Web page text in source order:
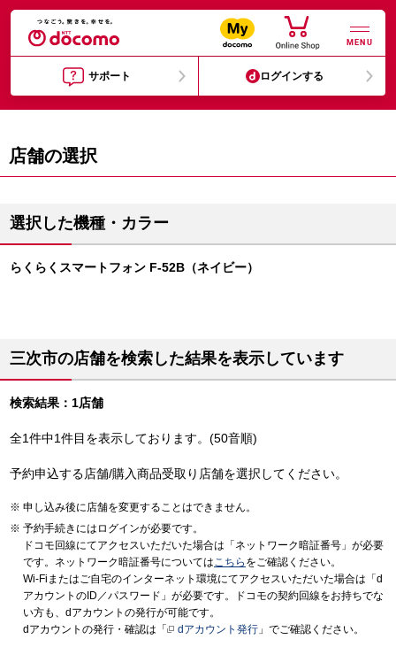
MENU
サポート ログインする
店舗の選択
選択した機種・カラー
らくらくスマートフォン F-52B（ネイビー）
三次市の店舗を検索した結果を表示しています
検索結果：1店舗
全1件中1件目を表示しております。(50音順)
予約申込する店舗/購入商品受取り店舗を選択してください。
申し込み後に店舗を変更することはできません。
予約手続きにはログインが必要です。
ドコモ回線にてアクセスいただいた場合は「ネットワーク暗証番号」が必要
です。ネットワーク暗証番号についてはこちら をご確認ください。
Wi-Fiまたはご自宅のインターネット環境にてアクセスいただいた場合は「d
アカウントのID／パスワード」が必要です。ドコモの契約回線をお持ちでな
い方も、dアカウントの発行が可能です。
dアカウントの発行・確認は「
dアカウント発行 」でご確認ください。